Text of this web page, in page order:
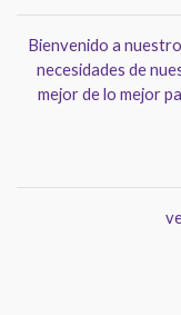
Bienvenido a
necesidades de
mejor de lo mejor